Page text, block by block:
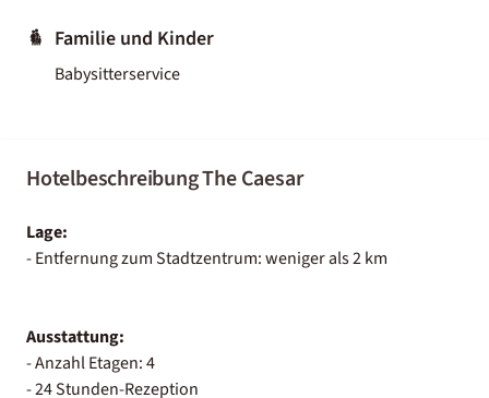
Familie und Kinder
Babysitterservice
Hotelbeschreibung The Caesar
Lage:
- Entfernung zum Stadtzentrum: weniger als 2 km
Ausstattung:
- Anzahl Etagen: 4
- 24 Stunden-Rezeption